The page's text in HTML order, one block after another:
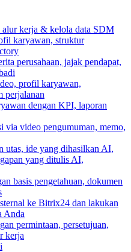
kerja & kelola data SDM
karyawan, struktur
perusahaan, jajak pendapat,
profil karyawan,
perjalanan
dengan KPI, laporan
via video pengumuman, memo,
utas, ide yang dihasilkan AI,
yang ditulis AI,
basis pengetahuan, dokumen
ke Bitrix24 dan lakukan
Anda
permintaan, persetujuan,
kerja